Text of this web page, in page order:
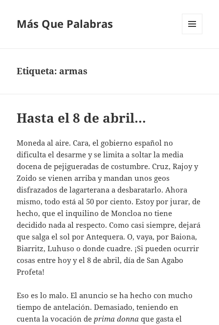
Más Que Palabras
Etiqueta: armas
Hasta el 8 de abril…
Moneda al aire. Cara, el gobierno español no
dificulta el desarme y se limita a soltar la media
docena de pejigueradas de costumbre. Cruz, Rajoy y
Zoido se vienen arriba y mandan unos geos
disfrazados de lagarterana a desbaratarlo. Ahora
mismo, todo está al 50 por ciento. Estoy por jurar, de
hecho, que el inquilino de Moncloa no tiene
decidido nada al respecto. Como casi siempre, dejará
que salga el sol por Antequera. O, vaya, por Baiona,
Biarritz, Luhuso o donde cuadre. ¡Si pueden ocurrir
cosas entre hoy y el 8 de abril, día de San Agabo
Profeta!
Eso es lo malo. El anuncio se ha hecho con mucho
tiempo de antelación. Demasiado, teniendo en
cuenta la vocación deprima donna que gasta el